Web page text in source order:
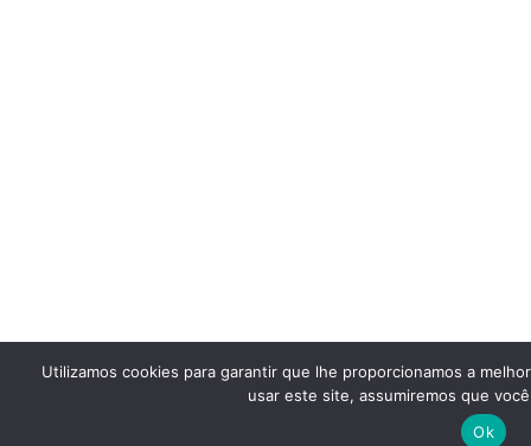
Utilizamos cookies para garantir que lhe proporcionamos a
usar este site, assumiremos que
Ok